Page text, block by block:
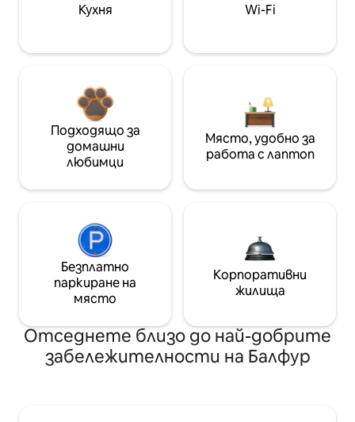
Кухня Wi-Fi
Подходящо за
домашни
любимци
Място, удобно за
работа с лаптоп
Безплатно
паркиране на
място
Корпоративни
жилища
Отседнете близо до най-добрите
забележителности на Балфур